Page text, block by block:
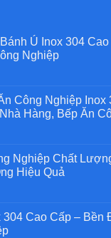
Ú Inox 304
Nghiệp
Công Nghiệp Inox
Hàng, Bếp Ăn
Nghiệp Chất
Hiệu Quả
304 Cao Cấp – Bền